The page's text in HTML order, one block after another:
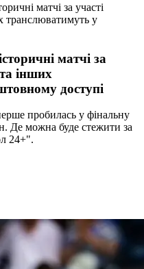
матчі за участі
транслюватимуть у
матчі за
інших
доступі
пробилась у фінальну
Де можна буде стежити за
24+".